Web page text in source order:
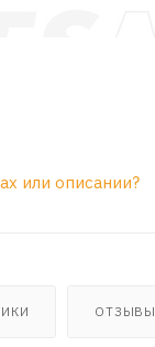
или описании?
ОТЗЫВЫ